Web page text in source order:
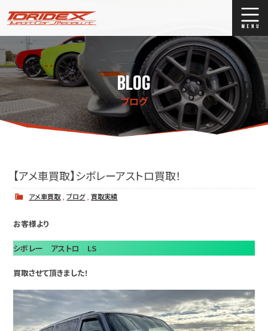
ブログ
Stock list
ストックリスト
買取
BLOG
ブログ
【アメ車買取】シボレーアストロ買取！
アメ車買取 ,ブログ, 買取実績
お客様より
シボレー アストロ LS
買取させて頂きました！